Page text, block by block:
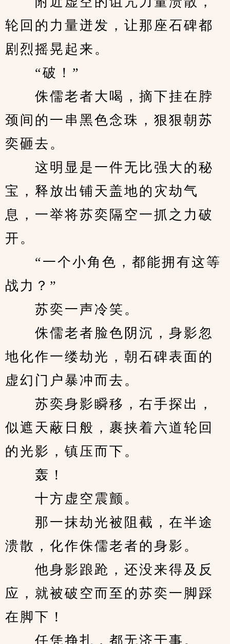
轮回的力量迸发，让那座石碑都
剧烈摇晃起来。
“破！”
侏儒老者大喝，摘下挂在脖
颈间的一串黑色念珠，狠狠朝苏
奕砸去。
这明显是一件无比强大的秘
宝，释放出铺天盖地的灾劫气
息，一举将苏奕隔空一抓之力破
开。
“一个小角色，都能拥有这等
战力？”
苏奕一声冷笑。
侏儒老者脸色阴沉，身影忽
地化作一缕劫光，朝石碑表面的
虚幻门户暴冲而去。
苏奕身影瞬移，右手探出，
似遮天蔽日般，裹挟着六道轮回
的光影，镇压而下。
轰！
十方虚空震颤。
那一抹劫光被阻截，在半途
溃散，化作侏儒老者的身影。
他身影踉跄，还没来得及反
应，就被破空而至的苏奕一脚踩
在脚下！
任凭挣扎，都无济于事。